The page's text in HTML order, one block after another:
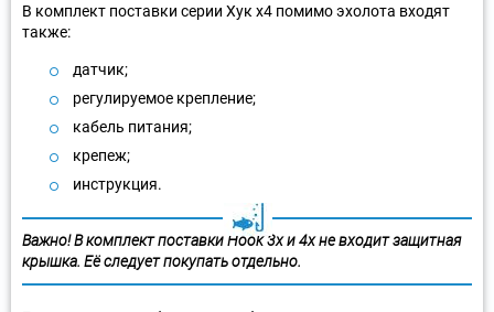
В комплект поставки серии Хук х4 помимо эхолота входят
также:
датчик;
регулируемое крепление;
кабель питания;
крепеж;
инструкция.
Важно! В комплект поставки Hook 3x и 4x не входит защитная
крышка. Её следует покупать отдельно.